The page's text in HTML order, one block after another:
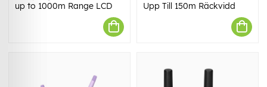
up to 1000m Range LCD
Upp Till 150m Räckvidd